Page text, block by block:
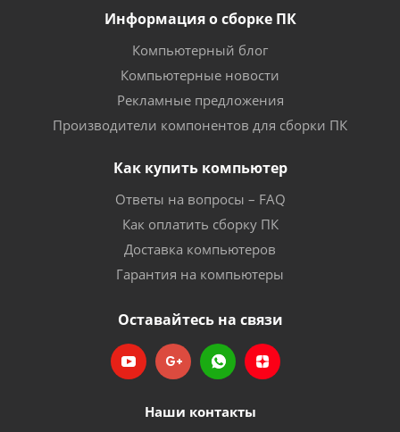
Информация о сборке ПК
Компьютерный блог
Компьютерные новости
Рекламные предложения
Производители компонентов для сборки ПК
Как купить компьютер
Ответы на вопросы – FAQ
Как оплатить сборку ПК
Доставка компьютеров
Гарантия на компьютеры
Оставайтесь на связи
Наши контакты